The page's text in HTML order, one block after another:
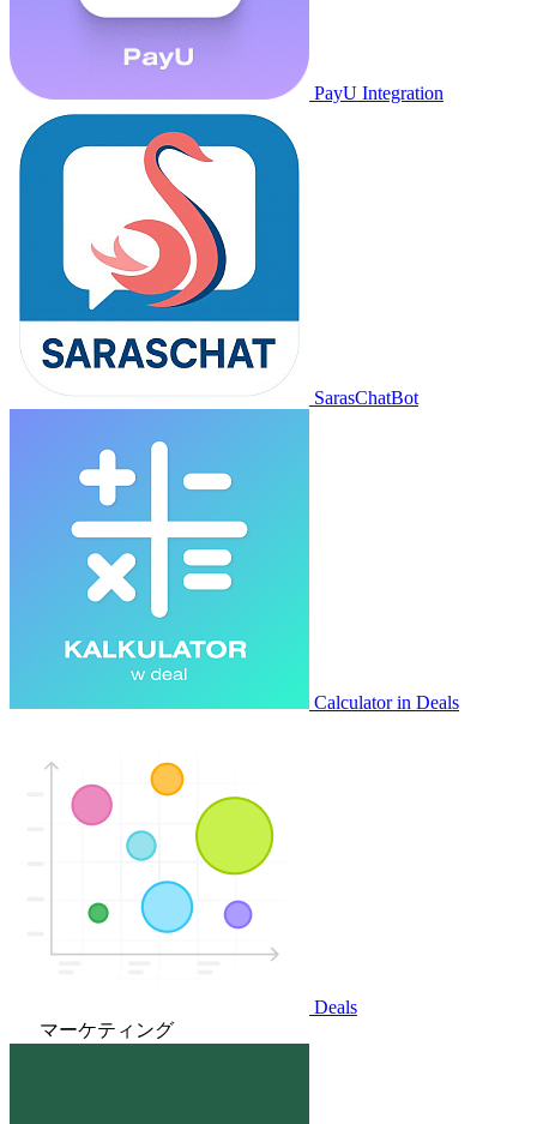
PayU Integration
SarasChatBot
Calculator in Deals
Deals
マーケティング